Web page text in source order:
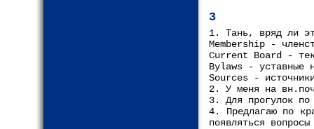
3
1. Тань, вряд ли
Membership -
Current Board -
Bylaws - уставные
Sources -
2. У меня на
3. Для прогулок по
4. Предлагаю по
появляться